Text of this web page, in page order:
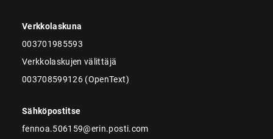
Verkkolaskuna
003701985593
Verkkolaskujen välittäjä
003708599126 (OpenText)
Sähköpostitse
fennoa.506159@erin.posti.com